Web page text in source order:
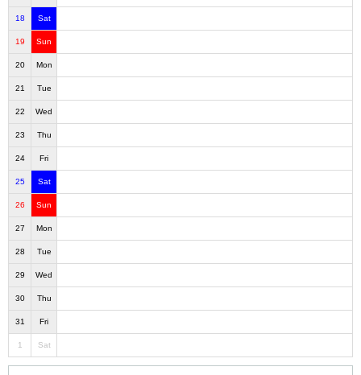
18 Sat
19 Sun
20 Mon
21 Tue
22 Wed
23 Thu
24 Fri
25 Sat
26 Sun
27 Mon
28 Tue
29 Wed
30 Thu
31 Fri
1 Sat